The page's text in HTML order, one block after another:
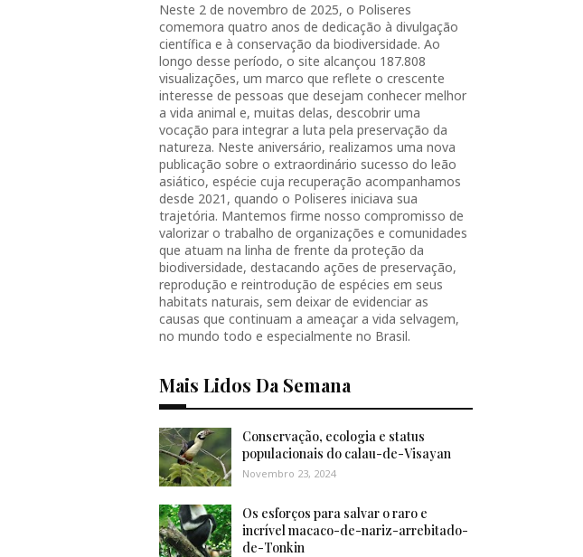
Neste 2 de novembro de 2025, o Poliseres
comemora quatro anos de dedicação à divulgação
científica e à conservação da biodiversidade. Ao
longo desse período, o site alcançou 187.808
visualizações, um marco que reflete o crescente
interesse de pessoas que desejam conhecer melhor
a vida animal e, muitas delas, descobrir uma
vocação para integrar a luta pela preservação da
natureza. Neste aniversário, realizamos uma nova
publicação sobre o extraordinário sucesso do leão
asiático, espécie cuja recuperação acompanhamos
desde 2021, quando o Poliseres iniciava sua
trajetória. Mantemos firme nosso compromisso de
valorizar o trabalho de organizações e comunidades
que atuam na linha de frente da proteção da
biodiversidade, destacando ações de preservação,
reprodução e reintrodução de espécies em seus
habitats naturais, sem deixar de evidenciar as
causas que continuam a ameaçar a vida selvagem,
no mundo todo e especialmente no Brasil.
Mais Lidos Da Semana
Conservação, ecologia e status
populacionais do calau-de-Visayan
Novembro 23, 2024
Os esforços para salvar o raro e
incrível macaco-de-nariz-arrebitado-
de-Tonkin